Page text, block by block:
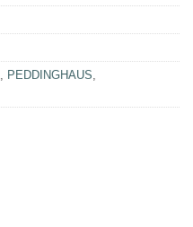
, PEDDINGHAUS,